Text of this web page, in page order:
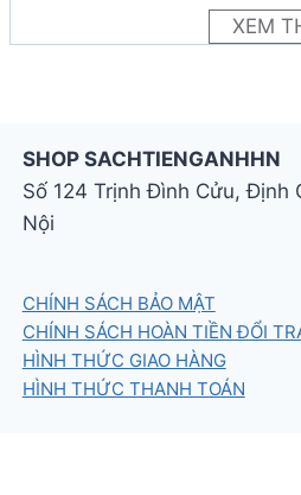
phỏng theo Starters,
sửa đổi, Kid’s Box
Link tham khảo nội
Updated 2nd Edition 5
XEM
SHOP SACHTIENGANHHN
Số 124 Trịnh Đình Cửu, Định
Nội
CHÍNH SÁCH BẢO MẬT
CHÍNH SÁCH HOÀN TIỀN ĐỔI
HÌNH THỨC GIAO HÀNG
HÌNH THỨC THANH TOÁN